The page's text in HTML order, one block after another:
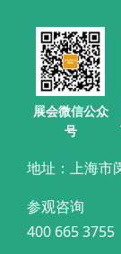
展会微信公众
号
地址：上海市
参观咨询
400 665 3755